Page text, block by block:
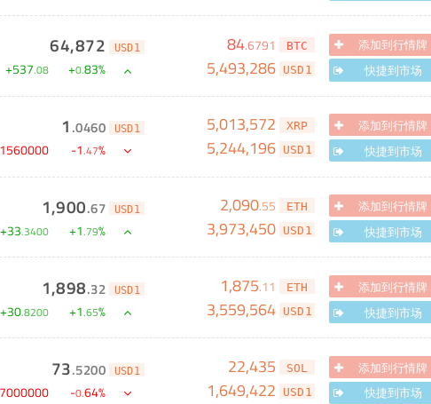
64,872 USD1
+537.08 +0.83%
84.6791 BTC
5,493,286 USD1
添加到行情牌
快捷到市场
1 .0460 USD1
1560000 -1.47%
5,013,572 XRP
5,244,196 USD1
添加到行情牌
快捷到市场
1,900.67 USD1
+33.3400 +1.79%
2,090.55 ETH
3,973,450 USD1
添加到行情牌
快捷到市场
1,898.32 USD1
+30.8200 +1.65%
1,875.11 ETH
3,559,564 USD1
添加到行情牌
快捷到市场
73.5200 USD1
-0.64%
22,435 SOL
1,649,422 USD1
添加到行情牌
快捷到市场